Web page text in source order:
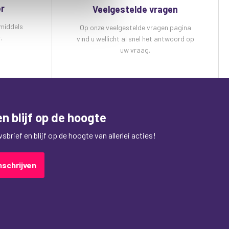
Veelgestelde vragen
Op onze veelgestelde vragen pagina
vind u wellicht al snel het antwoord op
uw vraag.
blijf op de hoogte
en blijf op de hoogte van allerlei acties!